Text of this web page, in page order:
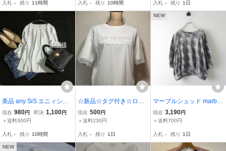
入札 - 残り 11時間 入札 - 残り 10時間
☆サイズ40☆
入札 - 残り 1日
美品 any SiS エニィシィ
ス 綺麗め フロントタック
ゆったり さらっと カット
シュグレー オンワード樫
山 26B06
現在 980円 即決 1,100円
＋送料300円
入札 - 残り 10時間
☆新品☆タグ付き☆ロゴ
プリント☆チュール重ね
カットソー ☆ホワイト系
☆
現在 500円
＋送料230円
入札 - 残り 1日
NEW
マーブルシュッド marble
SUD ROBIN コマドリ カ
ットソー グレー／トップ
ック 鳥 鍵【2400015085
現在 3,190円
＋送料700円
入札 - 残り 1日
NEW